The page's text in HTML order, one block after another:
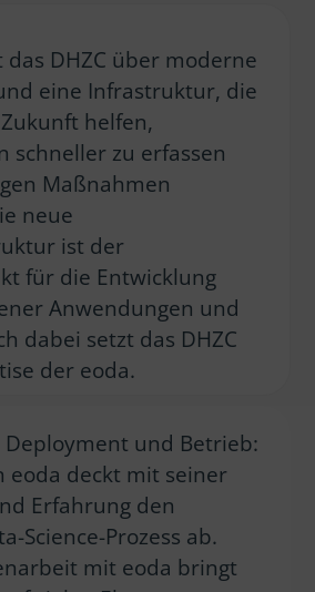
DHZC über moderne
eine Infrastruktur, die
helfen,
schneller zu erfassen
Maßnahmen
neue
ist der
für die Entwicklung
Anwendungen und
dabei setzt das DHZC
der eoda.
Deployment und Betrieb:
eoda deckt mit seiner
Erfahrung den
Science-Prozess ab.
mit eoda bringt